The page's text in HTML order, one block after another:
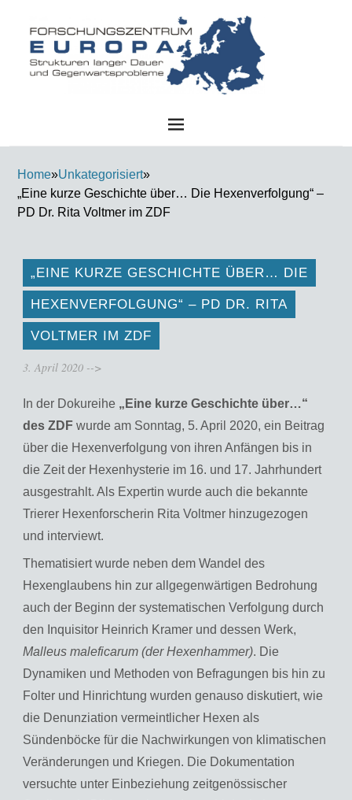
Home»Unkategorisiert»
„Eine kurze Geschichte über… Die Hexenverfolgung“ –
PD Dr. Rita Voltmer im ZDF
„EINE KURZE GESCHICHTE ÜBER… DIE
HEXENVERFOLGUNG“ – PD DR. RITA
VOLTMER IM ZDF
3. April 2020 -->
In der Dokureihe „Eine kurze Geschichte über…“
des ZDF wurde am Sonntag, 5. April 2020, ein Beitrag
über die Hexenverfolgung von ihren Anfängen bis in
die Zeit der Hexenhysterie im 16. und 17. Jahrhundert
ausgestrahlt. Als Expertin wurde auch die bekannte
Trierer Hexenforscherin Rita Voltmer hinzugezogen
und interviewt.
Thematisiert wurde neben dem Wandel des
Hexenglaubens hin zur allgegenwärtigen Bedrohung
auch der Beginn der systematischen Verfolgung durch
den Inquisitor Heinrich Kramer und dessen Werk,
Malleus maleficarum (der Hexenhammer). Die
Dynamiken und Methoden von Befragungen bis hin zu
Folter und Hinrichtung wurden genauso diskutiert, wie
die Denunziation vermeintlicher Hexen als
Sündenböcke für die Nachwirkungen von klimatischen
Veränderungen und Kriegen. Die Dokumentation
versuchte unter Einbeziehung zeitgenössischer